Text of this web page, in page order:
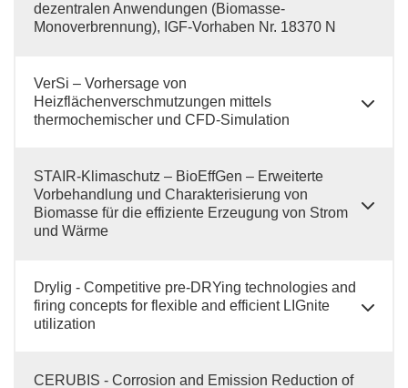
dezentralen Anwendungen (Biomasse-
Monoverbrennung), IGF-Vorhaben Nr. 18370 N
VerSi – Vorhersage von
Heizflächenverschmutzungen mittels
thermochemischer und CFD-Simulation
STAIR-Klimaschutz – BioEffGen – Erweiterte
Vorbehandlung und Charakterisierung von
Biomasse für die effiziente Erzeugung von Strom
und Wärme
Drylig - Competitive pre-DRYing technologies and
firing concepts for flexible and efficient LIGnite
utilization
CERUBIS - Corrosion and Emission Reduction of